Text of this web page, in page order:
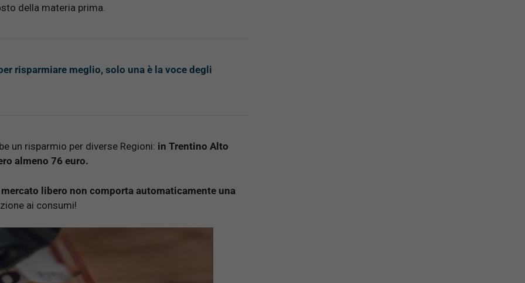
della materia prima.
risparmiare meglio, solo una è la voce degli
un risparmio per diverse Regioni: in Trentino Alto
almeno 76 euro.
libero non comporta automaticamente una
ai consumi!